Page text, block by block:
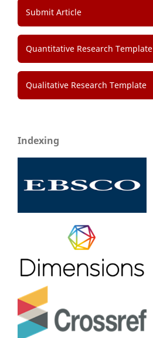
Submit Article
Quantitative Research Template
Qualitative Research Template
Indexing